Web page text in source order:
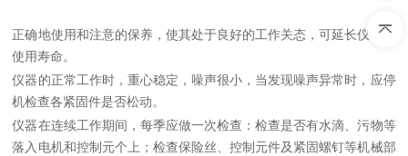
正确地使用和注意的保养，使其处于良好的工作关态，可延长仪器的
使用寿命。
仪器的正常工作时，重心稳定，噪声很小，当发现噪声异常时，应停
机检查各紧固件是否松动。
仪器在连续工作期间，每季应做一次检查：检查是否有水滴、污物等
落入电机和控制元个上；检查保险丝、控制元件及紧固螺钉等机械部